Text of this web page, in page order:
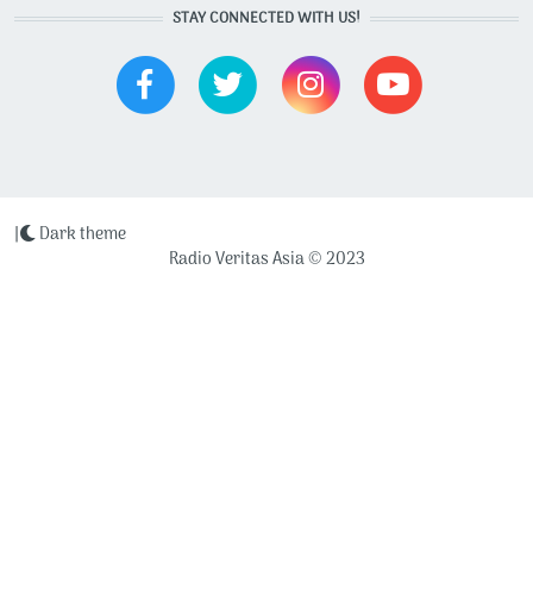
STAY CONNECTED WITH US!
Radio Veritas Asia © 2023
| Dark theme